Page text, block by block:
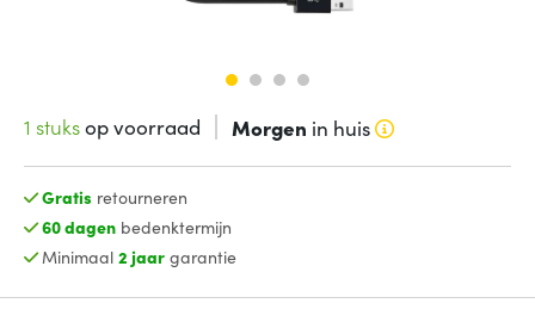
1 stuksop voorraad Morgen in huis
Gratis retourneren
60 dagenbedenktermijn
Minimaal 2 jaargarantie